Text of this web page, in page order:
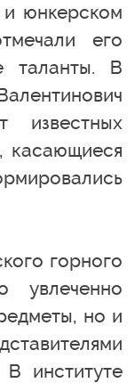
и юнкерском
его
таланты. В
известных
касающиеся
горного
увлеченно
но и
В институте